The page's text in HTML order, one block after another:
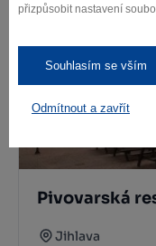
přizpůsobit nastavení
Souhlasím se vším
Odmítnout a zavřít
Pivovarská
Jihlava